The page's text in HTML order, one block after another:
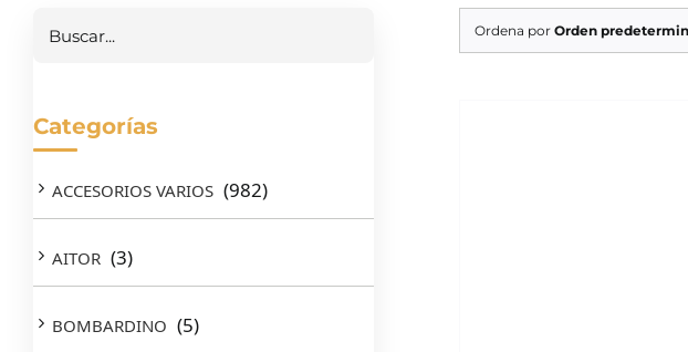
Ordena porOrden
Categorías
ACCESORIOS VARIOS (982)
AITOR (3)
BOMBARDINO (5)